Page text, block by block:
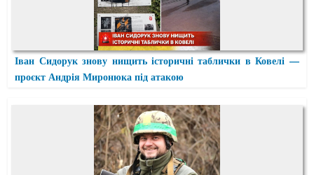
Іван Сидорук знову нищить історичні таблички в Ковелі —
проєкт Андрія Миронюка під атакою